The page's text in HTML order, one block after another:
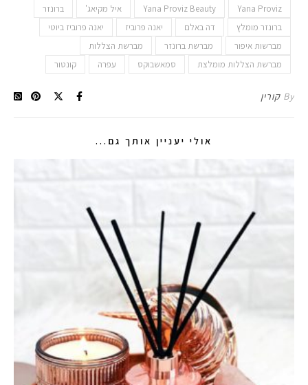
Yana Proviz
Yana Proviz Beauty איל מקיאג'
ברונזר
ברונזר מומלץ
דה באלם יאנה פרוביז
יאנה פרוביז ביוטי
מברשות איפור
מברשת ברונזר
מברשת הצללות
מברשת הצללות מומלצת
סמאשבוקס עפרה קונטור
By קורין
אולי יעניין אותך גם...